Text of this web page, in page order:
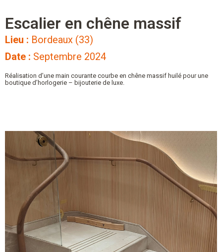
Escalier en chêne massif
Lieu : Bordeaux (33)
Date : Septembre 2024
Réalisation d’une main courante courbe en chêne massif huilé pour une
boutique d’horlogerie – bijouterie de luxe.